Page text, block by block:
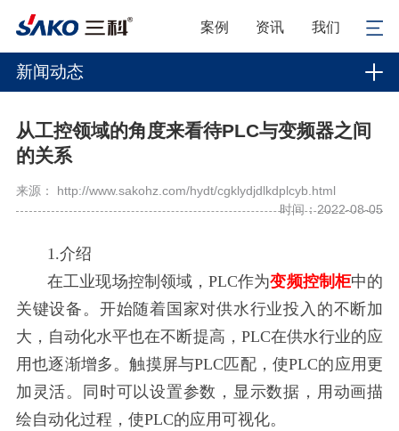
案例 资讯 我们
新闻动态
从工控领域的角度来看待PLC与变频器之间
的关系
来源： http://www.sakohz.com/hydt/cgklydjdlkdplcyb.html
时间：2022-08-05
1.介绍
在工业现场控制领域，PLC作为变频控制柜中的
关键设备。开始随着国家对供水行业投入的不断加
大，自动化水平也在不断提高，PLC在供水行业的应
用也逐渐增多。触摸屏与PLC匹配，使PLC的应用更
加灵活。同时可以设置参数，显示数据，用动画描
绘自动化过程，使PLC的应用可视化。